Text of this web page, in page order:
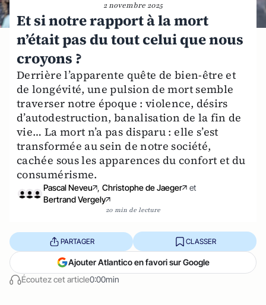
2 novembre 2025
Et si notre rapport à la mort
n’était pas du tout celui que nous
croyons ?
Derrière l’apparente quête de bien-être et
de longévité, une pulsion de mort semble
traverser notre époque : violence, désirs
d’autodestruction, banalisation de la fin de
vie… La mort n’a pas disparu : elle s’est
transformée au sein de notre société,
cachée sous les apparences du confort et du
consumérisme.
Pascal Neveu , Christophe de Jaeger
et
Bertrand Vergely
20 min de lecture
Écoutez cet article0:00min
PARTAGER CLASSER
Ajouter Atlantico en favori sur Google